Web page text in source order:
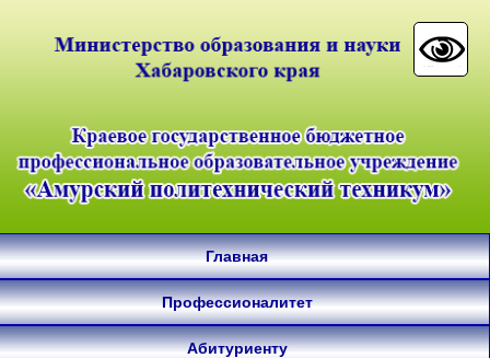
Главная
Профессионалитет
Абитуриенту